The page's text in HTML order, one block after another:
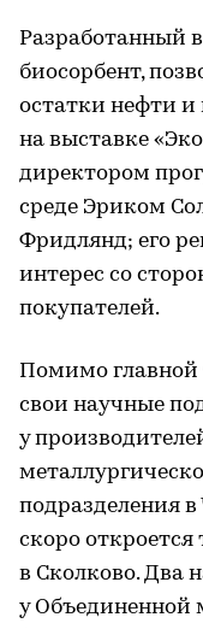
Разработанный
биосорбент,
остатки нефти и
на выставке
директором
среде Эриком
Фридлянд; его
интерес со
покупателей.
Помимо
свои научные
у
подразделения
скоро
в Сколково. Два
у Объединенной